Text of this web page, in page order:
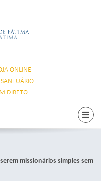
ONLINE
DIRETO
missionários simples sem